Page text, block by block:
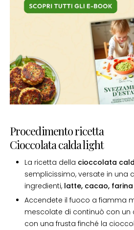
Procedimento ricetta
Cioccolata calda light
La ricetta della cioccolata
semplicissimo, versate in una
ingredienti, latte, cacao, farina
Accendete il fuoco a fiamma
mescolate di continuò con un
con una frusta finché la